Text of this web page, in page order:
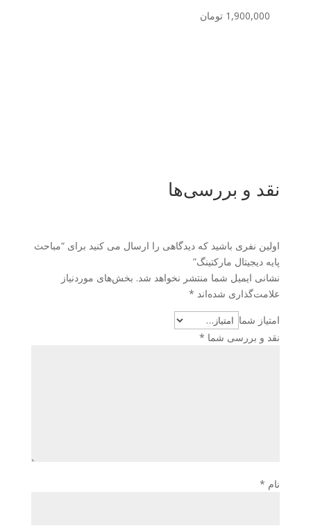
1,900,000 تومان
نقد و بررسی‌ها
اولین نفری باشید که دیدگاهی را ارسال می کنید برای “مباحث
پایه دیجیتال مارکتینگ”
نشانی ایمیل شما منتشر نخواهد شد. بخش‌های موردنیاز
علامت‌گذاری شده‌اند *
امتیاز شما
نقد و بررسی شما *
نام *